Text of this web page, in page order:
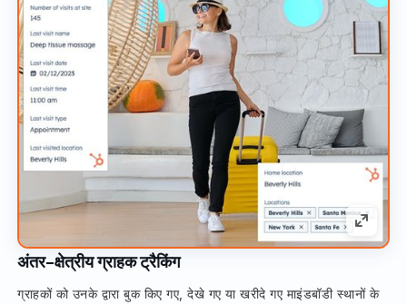
अंतर-क्षेत्रीय ग्राहक ट्रैकिंग
ग्राहकों को उनके द्वारा बुक किए गए, देखे गए या खरीदे गए माइंडबॉडी स्थानों के